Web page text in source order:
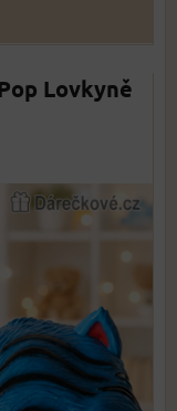
Lovkyně